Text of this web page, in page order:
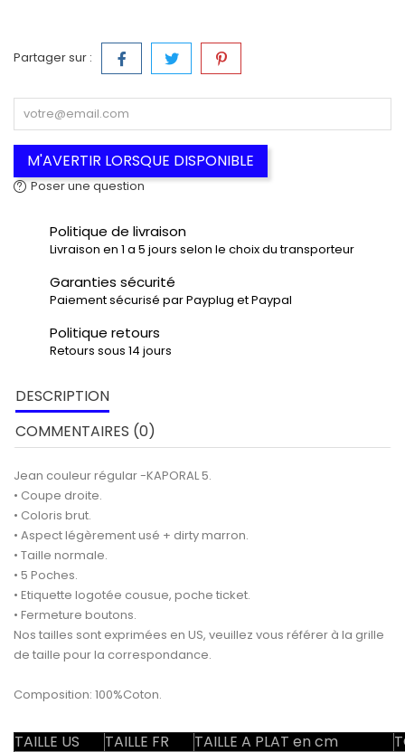
Partager sur :
M'AVERTIR LORSQUE DISPONIBLE
Poser une question
Politique de livraison
Livraison en 1 a 5 jours selon le choix du transporteur
Garanties sécurité
Paiement sécurisé par Payplug et Paypal
Politique retours
Retours sous 14 jours
DESCRIPTION
COMMENTAIRES (0)
Jean couleur régular -KAPORAL 5.
• Coupe droite.
• Coloris brut.
• Aspect légèrement usé + dirty marron.
• Taille normale.
• 5 Poches.
• Etiquette logotée cousue, poche ticket.
• Fermeture boutons.
Nos tailles sont exprimées en US, veuillez vous référer à la grille
de taille pour la correspondance.
Composition: 100%Coton.
TAILLE US TAILLE FR TAILLE A PLAT en cm